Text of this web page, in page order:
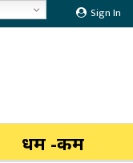
Sign In
धर्म -कर्म